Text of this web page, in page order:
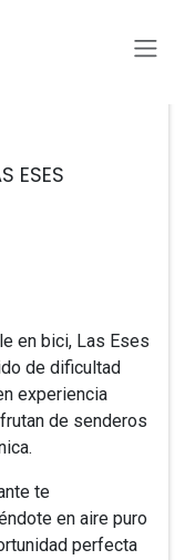
ESES
en bici, Las Eses
de dificultad
experiencia
de senderos
te
en aire puro
perfecta